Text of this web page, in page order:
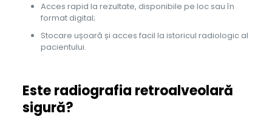
Acces rapid la rezultate, disponibile pe loc sau în
format digital;
Stocare ușoară și acces facil la istoricul radiologic al
pacientului.
Este radiografia retroalveolară
sigură?